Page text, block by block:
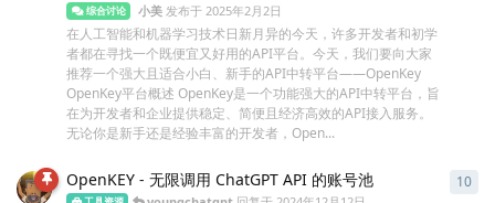
综合讨论 小美 发布于2025年2月2日
在人工智能和机器学习技术日新月异的今天，许多开发者和初学
者都在寻找一个既便宜又好用的API平台。今天，我们要向大家
推荐一个强大且适合小白、新手的API中转平台——OpenKey
OpenKey平台概述 OpenKey是一个功能强大的API中转平台，旨
在为开发者和企业提供稳定、简便且经济高效的API接入服务。
无论你是新手还是经验丰富的开发者，Open...
OpenKEY - 无限调用 ChatGPT API 的账号池 10